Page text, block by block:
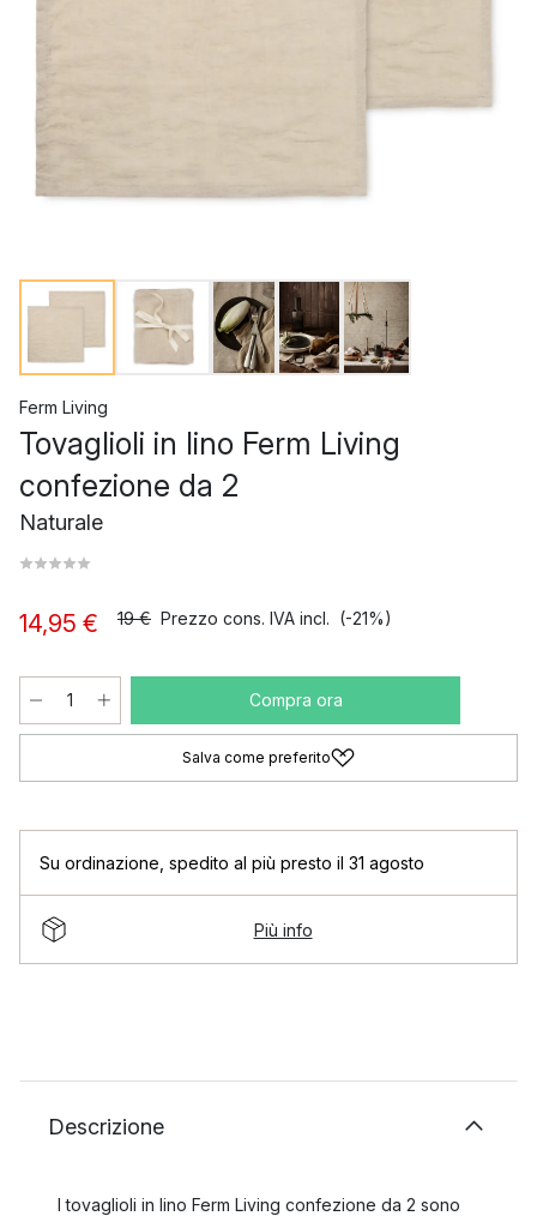
Ferm Living
Tovaglioli in lino Ferm Living
confezione da 2
Naturale
14,95 € 19 € Prezzo cons. IVA incl. (-21%)
Compra ora
Salva come preferito
Su ordinazione spedito al più presto il 31 agosto
Più info
Descrizione
I tovaglioli in lino Ferm Living confezione da 2 sono